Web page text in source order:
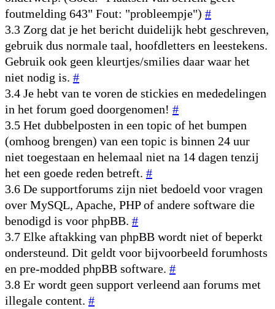
foutmelding 643" Fout: "probleempje") #
3.3 Zorg dat je het bericht duidelijk hebt geschreven,
gebruik dus normale taal, hoofdletters en leestekens.
Gebruik ook geen kleurtjes/smilies daar waar het
niet nodig is. #
3.4 Je hebt van te voren de stickies en mededelingen
in het forum goed doorgenomen! #
3.5 Het dubbelposten in een topic of het bumpen
(omhoog brengen) van een topic is binnen 24 uur
niet toegestaan en helemaal niet na 14 dagen tenzij
het een goede reden betreft. #
3.6 De supportforums zijn niet bedoeld voor vragen
over MySQL, Apache, PHP of andere software die
benodigd is voor phpBB. #
3.7 Elke aftakking van phpBB wordt niet of beperkt
ondersteund. Dit geldt voor bijvoorbeeld forumhosts
en pre-modded phpBB software. #
3.8 Er wordt geen support verleend aan forums met
illegale content. #